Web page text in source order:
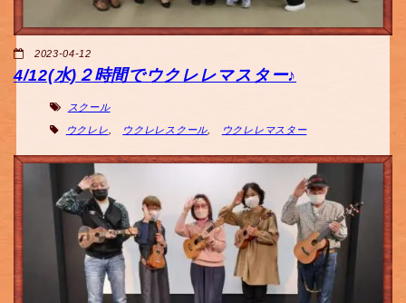
2023-04-12
4/12(水)２時間でウクレレマスター♪
スクール
ウクレレ ウクレレスクール, ウクレレマスター